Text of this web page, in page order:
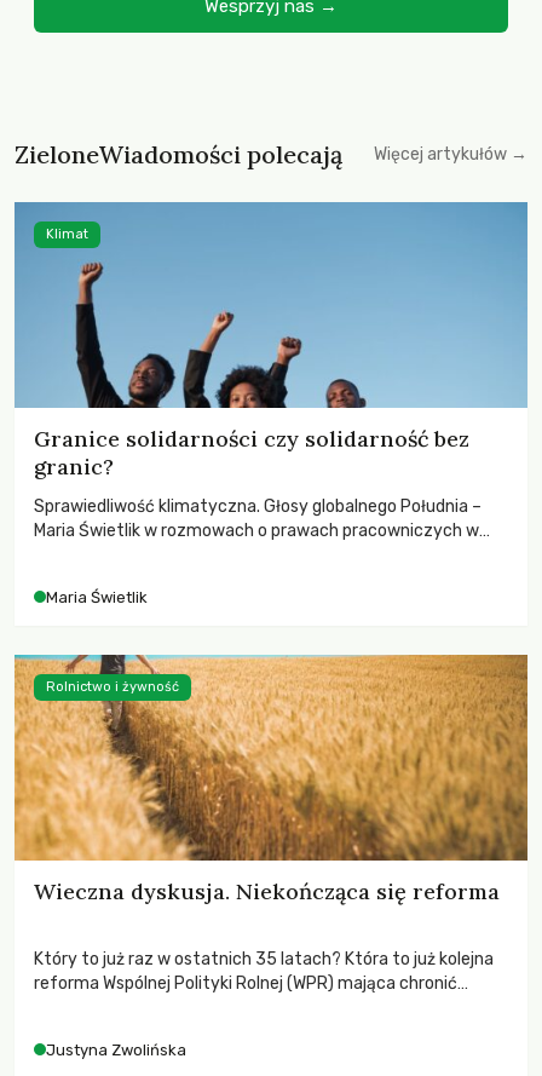
Wesprzyj nas →
ZieloneWiadomości polecają Więcej artykułów →
Granice solidarności czy solidarność bez
granic?
Sprawiedliwość klimatyczna. Głosy globalnego Południa –
Maria Świetlik w rozmowach o prawach pracowniczych w
Maria Świetlik
Klimat
Wieczna dyskusja. Niekończąca się reforma
Który to już raz w ostatnich 35 latach? Która to już kolejna
reforma Wspólnej Polityki Rolnej (WPR) mająca chronić
Justyna Zwolińska
Rolnictwo i żywność